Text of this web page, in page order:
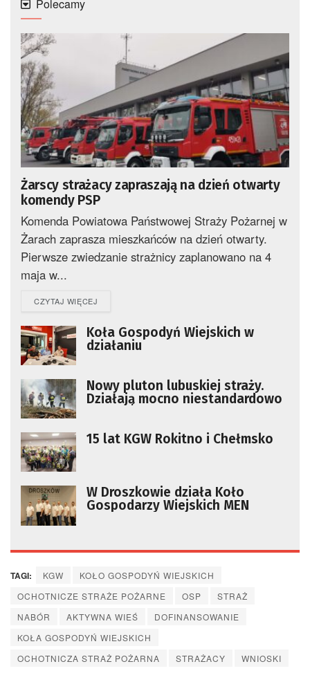
Polecamy
Żarscy strażacy zapraszają na dzień otwarty
komendy PSP
Komenda Powiatowa Państwowej Straży Pożarnej w
Żarach zaprasza mieszkańców na dzień otwarty.
Pierwsze zwiedzanie strażnicy zaplanowano na 4
maja w...
CZYTAJ WIĘCEJ
Koła Gospodyń Wiejskich w
działaniu
Nowy pluton lubuskiej straży.
Działają mocno niestandardowo
15 lat KGW Rokitno i Chełmsko
W Droszkowie działa Koło
Gospodarzy Wiejskich MEN
TAGI: KGW
KOŁO GOSPODYŃ WIEJSKICH
OCHOTNICZE STRAŻE POŻARNE
OSP
STRAŻ
NABÓR
AKTYWNA WIEŚ
DOFINANSOWANIE
KOŁA GOSPODYŃ WIEJSKICH
OCHOTNICZA STRAŻ POŻARNA
STRAŻACY WNIOSKI